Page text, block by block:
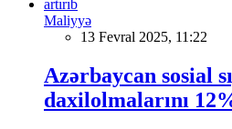
Maliyyə
13 Fevral 2025, 11:22
Azərbaycan sosial
daxilolmalarını